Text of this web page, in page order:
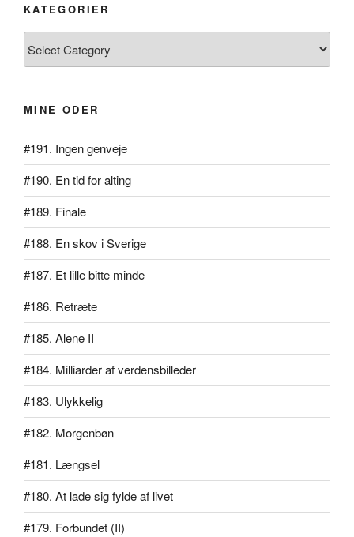
KATEGORIER
MINE ODER
#191. Ingen genveje
#190. En tid for alting
#189. Finale
#188. En skov i Sverige
#187. Et lille bitte minde
#186. Retræte
#185. Alene II
#184. Milliarder af verdensbilleder
#183. Ulykkelig
#182. Morgenbøn
#181. Længsel
#180. At lade sig fylde af livet
#179. Forbundet (II)